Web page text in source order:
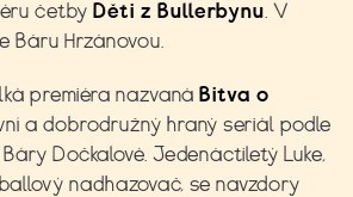
četby Děti z Bullerbynu. V
Báru Hrzánovou.
premiéra nazvanáBitva o
a dobrodružný hraný seriál podle
Báry Dočkalové. Jedenáctiletý Luke,
nadhazovač, se navzdory